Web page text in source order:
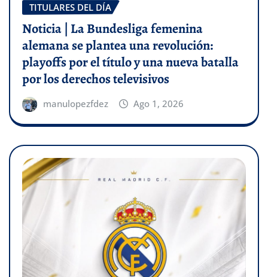
TITULARES DEL DÍA
Noticia | La Bundesliga femenina
alemana se plantea una revolución:
playoffs por el título y una nueva batalla
por los derechos televisivos
manulopezfdez Ago 1, 2026